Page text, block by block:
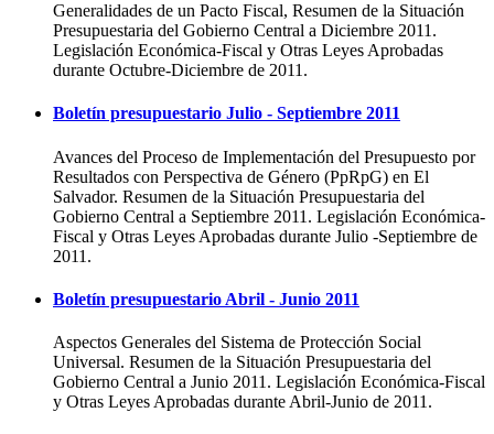
Generalidades de un Pacto Fiscal, Resumen de la Situación
Presupuestaria del Gobierno Central a Diciembre 2011.
Legislación Económica-Fiscal y Otras Leyes Aprobadas
durante Octubre-Diciembre de 2011.
Boletín presupuestario Julio - Septiembre 2011
Avances del Proceso de Implementación del Presupuesto por
Resultados con Perspectiva de Género (PpRpG) en El
Salvador. Resumen de la Situación Presupuestaria del
Gobierno Central a Septiembre 2011. Legislación Económica-
Fiscal y Otras Leyes Aprobadas durante Julio -Septiembre de
2011.
Boletín presupuestario Abril - Junio 2011
Aspectos Generales del Sistema de Protección Social
Universal. Resumen de la Situación Presupuestaria del
Gobierno Central a Junio 2011. Legislación Económica-Fiscal
y Otras Leyes Aprobadas durante Abril-Junio de 2011.